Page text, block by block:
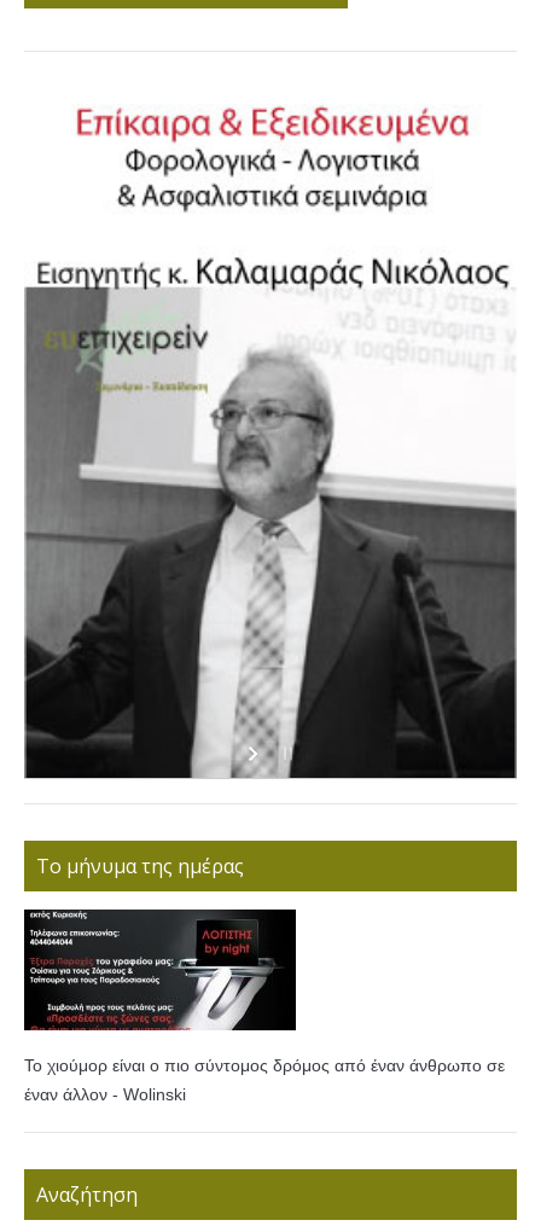
Το μήνυμα της ημέρας
Το χιούμορ είναι ο πιο σύντομος δρόμος από έναν άνθρωπο σε
έναν άλλον - Wolinski
Αναζήτηση